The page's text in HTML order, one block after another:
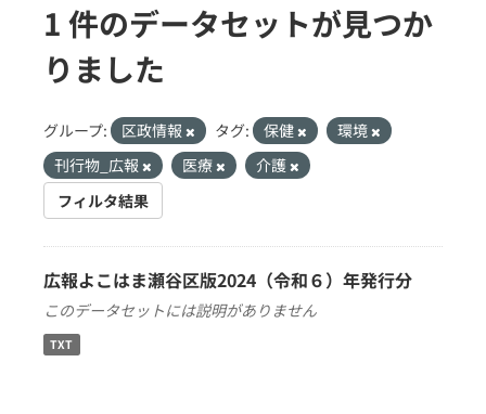
1 件のデータセットが見つか
りました
グループ: 区政情報 タグ: 保健
環境
刊行物_広報
医療
介護
フィルタ結果
広報よこはま瀬谷区版2024（令和６）年発行分
このデータセットには説明がありません
TXT